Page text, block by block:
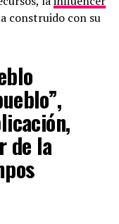
construido con su
de la